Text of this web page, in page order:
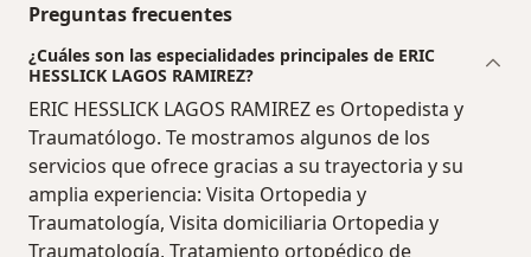
Preguntas frecuentes
¿Cuáles son las especialidades principales de ERIC
HESSLICK LAGOS RAMIREZ?
ERIC HESSLICK LAGOS RAMIREZ es Ortopedista y
Traumatólogo. Te mostramos algunos de los
servicios que ofrece gracias a su trayectoria y su
amplia experiencia: Visita Ortopedia y
Traumatología, Visita domiciliaria Ortopedia y
Traumatología, Tratamiento ortopédico de